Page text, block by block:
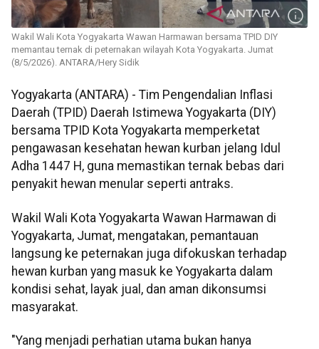
Wakil Wali Kota Yogyakarta Wawan Harmawan bersama TPID DIY
memantau ternak di peternakan wilayah Kota Yogyakarta. Jumat
(8/5/2026). ANTARA/Hery Sidik
Yogyakarta (ANTARA) - Tim Pengendalian Inflasi
Daerah (TPID) Daerah Istimewa Yogyakarta (DIY)
bersama TPID Kota Yogyakarta memperketat
pengawasan kesehatan hewan kurban jelang Idul
Adha 1447 H, guna memastikan ternak bebas dari
penyakit hewan menular seperti antraks.
Wakil Wali Kota Yogyakarta Wawan Harmawan di
Yogyakarta, Jumat, mengatakan, pemantauan
langsung ke peternakan juga difokuskan terhadap
hewan kurban yang masuk ke Yogyakarta dalam
kondisi sehat, layak jual, dan aman dikonsumsi
masyarakat.
"Yang menjadi perhatian utama bukan hanya